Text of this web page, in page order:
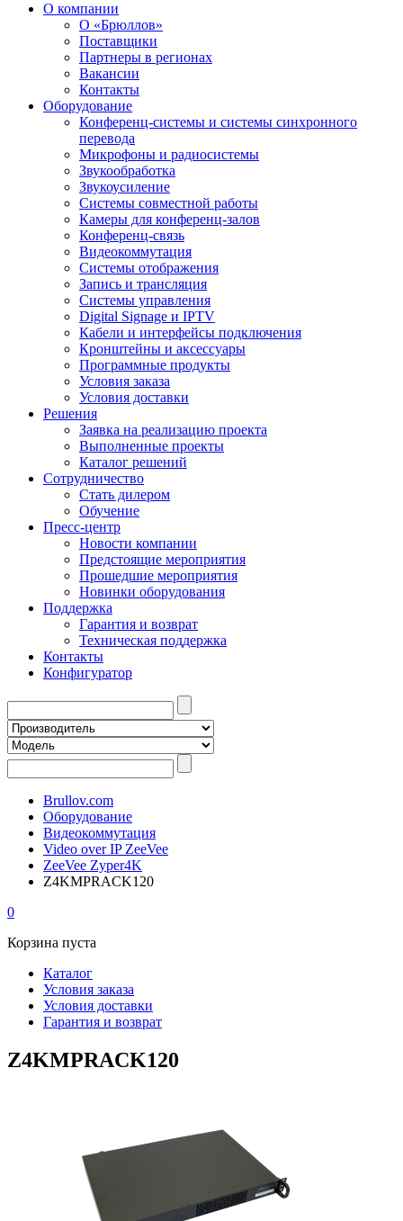
О компании
О «Брюллов»
Поставщики
Партнеры в регионах
Вакансии
Контакты
Оборудование
Конференц-системы и системы синхронного
перевода
Микрофоны и радиосистемы
Звукообработка
Звукоусиление
Системы совместной работы
Камеры для конференц-залов
Конференц-связь
Видеокоммутация
Системы отображения
Запись и трансляция
Системы управления
Digital Signage и IPTV
Кабели и интерфейсы подключения
Кронштейны и аксессуары
Программные продукты
Условия заказа
Условия доставки
Решения
Заявка на реализацию проекта
Выполненные проекты
Каталог решений
Сотрудничество
Стать дилером
Обучение
Пресс-центр
Новости компании
Предстоящие мероприятия
Прошедшие мероприятия
Новинки оборудования
Поддержка
Гарантия и возврат
Техническая поддержка
Контакты
Конфигуратор
Brullov.com
Оборудование
Видеокоммутация
Video over IP ZeeVee
ZeeVee Zyper4K
Z4KMPRACK120
0
Корзина пуста
Каталог
Условия заказа
Условия доставки
Гарантия и возврат
Z4KMPRACK120